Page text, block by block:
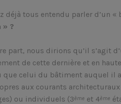
déjà tous entendu parler d’un «
» ?
part, nous dirions qu’il s’agit
de cette dernière et en
que celui du bâtiment auquel il
aux courants
ou individuels (3ème et 4ème